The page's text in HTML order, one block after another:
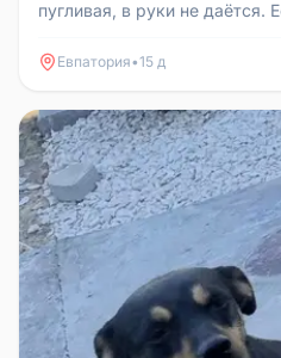
пугливая, в руки не даётся.
Евпатория•15 д